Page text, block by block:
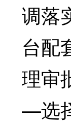
调落
台配
理审
—选